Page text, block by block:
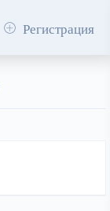
Регистрация